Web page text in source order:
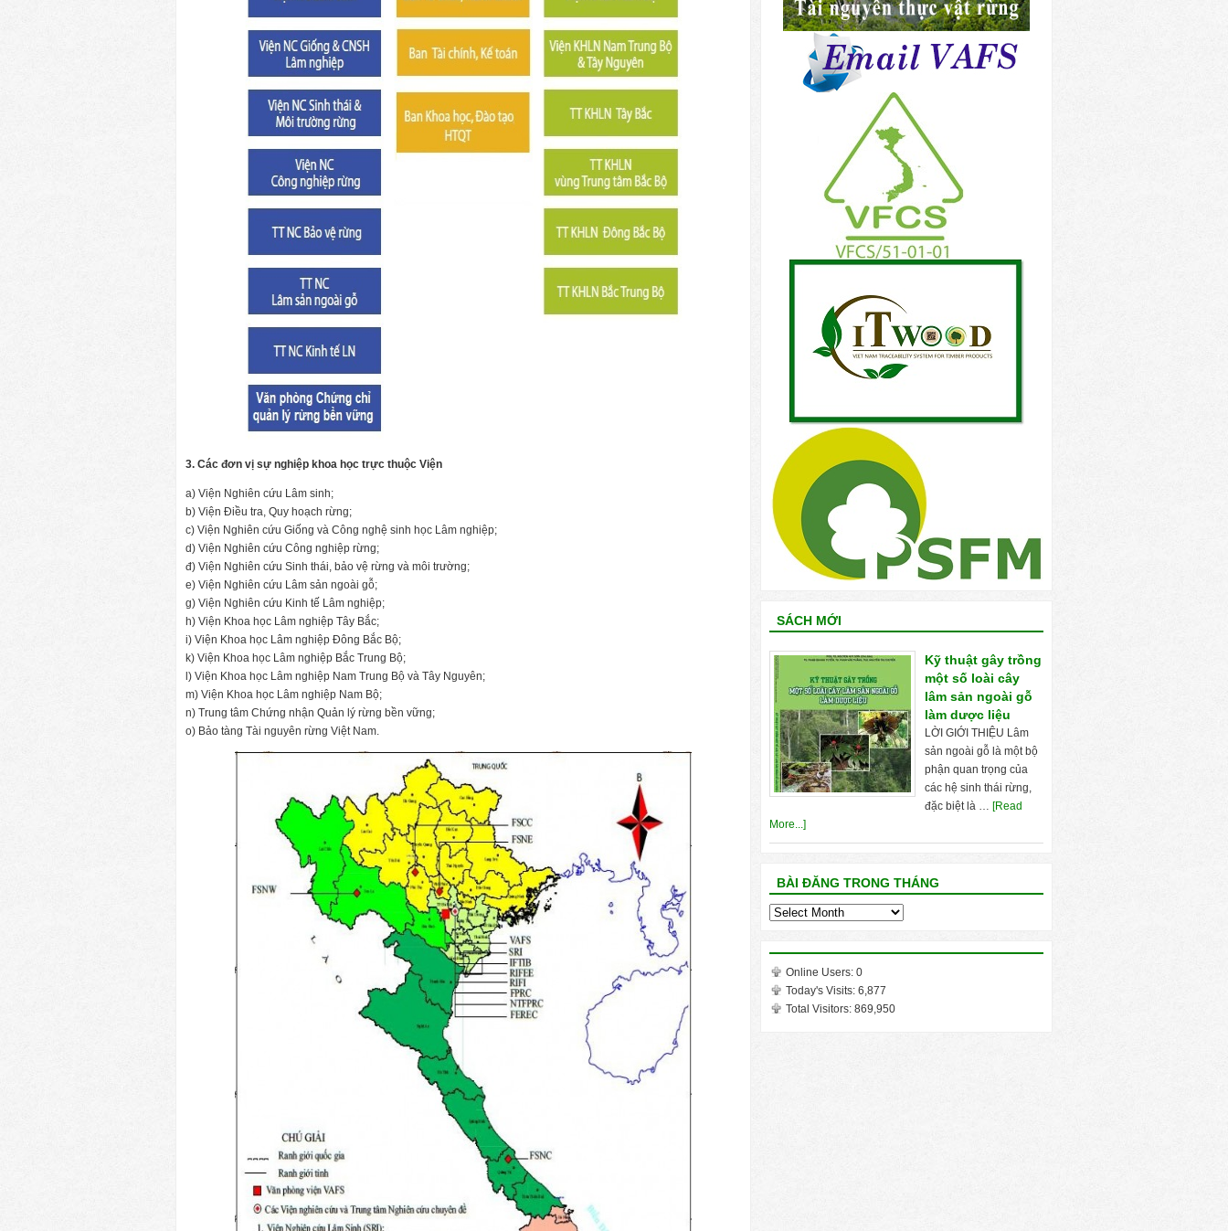
3. Các đơn vị sự nghiệp khoa học trực thuộc Viện
a) Viện Nghiên cứu Lâm sinh;
b) Viện Điều tra, Quy hoạch rừng;
c) Viện Nghiên cứu Giống và Công nghệ sinh học Lâm nghiệp;
d) Viện Nghiên cứu Công nghiệp rừng;
đ) Viện Nghiên cứu Sinh thái, bảo vệ rừng và môi trường;
e) Viện Nghiên cứu Lâm sản ngoài gỗ;
g) Viện Nghiên cứu Kinh tế Lâm nghiệp;
h) Viện Khoa học Lâm nghiệp Tây Bắc;
i) Viện Khoa học Lâm nghiệp Đông Bắc Bộ;
k) Viện Khoa học Lâm nghiệp Bắc Trung Bộ;
l) Viện Khoa học Lâm nghiệp Nam Trung Bộ và Tây Nguyên;
m) Viện Khoa học Lâm nghiệp Nam Bộ;
n) Trung tâm Chứng nhận Quản lý rừng bền vững;
o) Bảo tàng Tài nguyên rừng Việt Nam.
SÁCH MỚI
Kỹ thuật gây trồng
một số loài cây
lâm sản ngoài gỗ
làm dược liệu
LỜI GIỚI THIỆU Lâm
sản ngoài gỗ là một bộ
phận quan trọng của
các hệ sinh thái rừng,
đặc biệt là … [Read
More...]
BÀI ĐĂNG TRONG THÁNG
Bài
thángOnline Users: 0
Today's Visits: 6,877
Total Visitors: 869,950